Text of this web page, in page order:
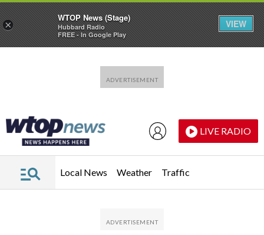
LIVE RADIO
Local News Weather Traffic
×
WTOP News (Stage)
Hubbard Radio
FREE - In Google Play
VIEW